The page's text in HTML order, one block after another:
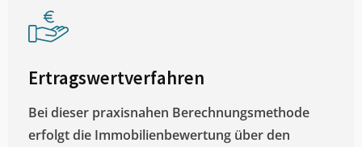
Ertragswertverfahren
Bei dieser praxisnahen Berechnungsmethode
erfolgt die Immobilienbewertung über den